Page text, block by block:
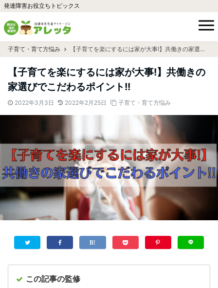
発達障害お役立ちトピックス
子育て・育て方悩み 【子育てを楽にするには家が大事!】共働きの家選びでこだわるポイント!!
【子育てを楽にするには家が大事!】共働きの
家選びでこだわるポイント!!
2022年3月3日 2022年2月25日 子育て・育て方悩み
この記事の監修